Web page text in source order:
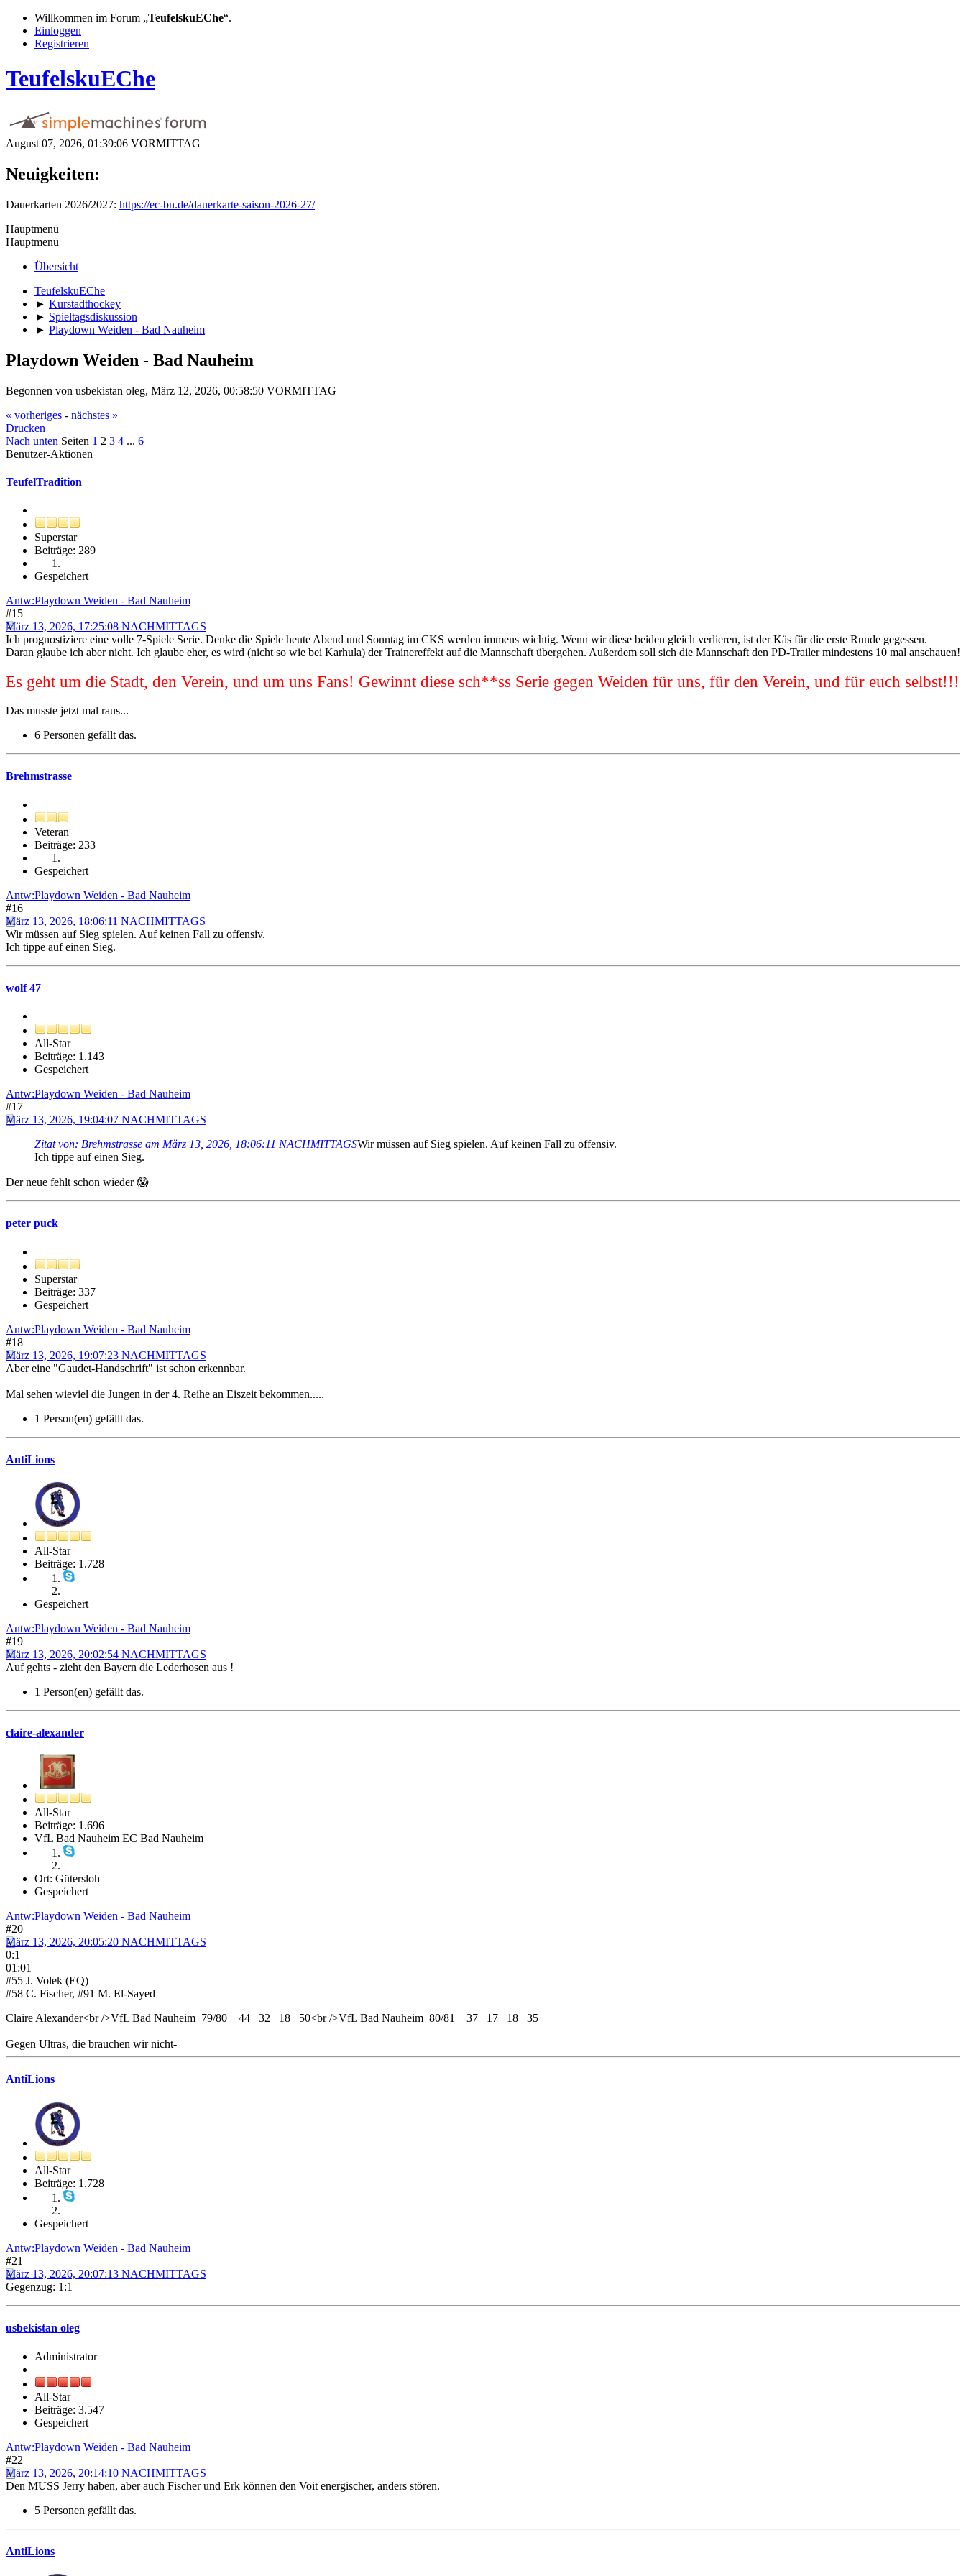
Willkommen im Forum „TeufelskuEChe“.
Einloggen
Registrieren
TeufelskuEChe
August 07, 2026, 01:39:06 VORMITTAG
Neuigkeiten:
Dauerkarten 2026/2027: https://ec-bn.de/dauerkarte-saison-2026-27/
Hauptmenü
Hauptmenü
Übersicht
TeufelskuEChe
► Kurstadthockey
► Spieltagsdiskussion
► Playdown Weiden - Bad Nauheim
Playdown Weiden - Bad Nauheim
Begonnen von usbekistan oleg, März 12, 2026, 00:58:50 VORMITTAG
« vorheriges - nächstes »
Drucken
Nach unten Seiten 1 2 3 4 ... 6
Benutzer-Aktionen
TeufelTradition
Superstar
Beiträge: 289
Gespeichert
Antw:Playdown Weiden - Bad Nauheim
#15
März 13, 2026, 17:25:08 NACHMITTAGS
Ich prognostiziere eine volle 7-Spiele Serie. Denke die Spiele heute Abend und Sonntag im CKS werden immens wichtig. Wenn wir diese beiden gleich verlieren, ist der Käs für die erste Runde gegessen.
Daran glaube ich aber nicht. Ich glaube eher, es wird (nicht so wie bei Karhula) der Trainereffekt auf die Mannschaft übergehen. Außerdem soll sich die Mannschaft den PD-Trailer mindestens 10 mal anschauen!
Es geht um die Stadt, den Verein, und um uns Fans! Gewinnt diese sch**ss Serie gegen Weiden für uns, für den Verein, und für euch selbst!!!
Das musste jetzt mal raus...
6 Personen gefällt das.
Brehmstrasse
Veteran
Beiträge: 233
Gespeichert
Antw:Playdown Weiden - Bad Nauheim
#16
März 13, 2026, 18:06:11 NACHMITTAGS
Wir müssen auf Sieg spielen. Auf keinen Fall zu offensiv.
Ich tippe auf einen Sieg.
wolf 47
All-Star
Beiträge: 1.143
Gespeichert
Antw:Playdown Weiden - Bad Nauheim
#17
März 13, 2026, 19:04:07 NACHMITTAGS
Zitat von: Brehmstrasse am März 13, 2026, 18:06:11 NACHMITTAGSWir müssen auf Sieg spielen. Auf keinen Fall zu offensiv.
Ich tippe auf einen Sieg.
Der neue fehlt schon wieder 😱
peter puck
Superstar
Beiträge: 337
Gespeichert
Antw:Playdown Weiden - Bad Nauheim
#18
März 13, 2026, 19:07:23 NACHMITTAGS
Aber eine "Gaudet-Handschrift" ist schon erkennbar.
Mal sehen wieviel die Jungen in der 4. Reihe an Eiszeit bekommen.....
1 Person(en) gefällt das.
AntiLions
All-Star
Beiträge: 1.728
Gespeichert
Antw:Playdown Weiden - Bad Nauheim
#19
März 13, 2026, 20:02:54 NACHMITTAGS
Auf gehts - zieht den Bayern die Lederhosen aus !
1 Person(en) gefällt das.
claire-alexander
All-Star
Beiträge: 1.696
VfL Bad Nauheim EC Bad Nauheim
Ort: Gütersloh
Gespeichert
Antw:Playdown Weiden - Bad Nauheim
#20
März 13, 2026, 20:05:20 NACHMITTAGS
0:1
01:01
#55 J. Volek (EQ)
#58 C. Fischer, #91 M. El-Sayed
Claire Alexander<br />VfL Bad Nauheim 79/80 44 32 18 50<br />VfL Bad Nauheim 80/81 37 17 18 35
Gegen Ultras, die brauchen wir nicht-
AntiLions
All-Star
Beiträge: 1.728
Gespeichert
Antw:Playdown Weiden - Bad Nauheim
#21
März 13, 2026, 20:07:13 NACHMITTAGS
Gegenzug: 1:1
usbekistan oleg
Administrator
All-Star
Beiträge: 3.547
Gespeichert
Antw:Playdown Weiden - Bad Nauheim
#22
März 13, 2026, 20:14:10 NACHMITTAGS
Den MUSS Jerry haben, aber auch Fischer und Erk können den Voit energischer, anders stören.
5 Personen gefällt das.
AntiLions